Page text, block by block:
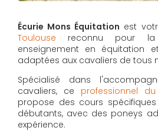
Écurie Mons Équitation est
Toulouse reconnu pour
enseignement en équitation
adaptées aux cavaliers de tous
Spécialisé dans
cavaliers, ce professionnel
propose des cours
débutants, avec des poneys
expérience.